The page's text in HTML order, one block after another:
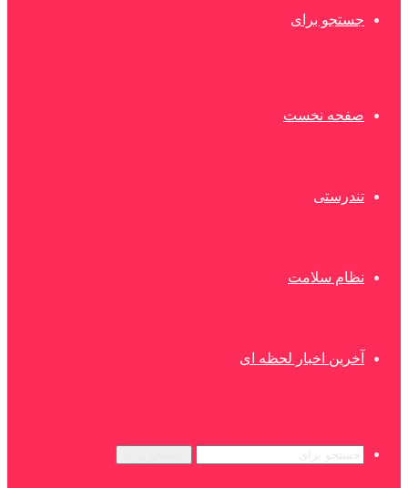
جستجو برای
صفحه نخست
تندرستی
نظام سلامت
آخرین اخبار لحظه ای